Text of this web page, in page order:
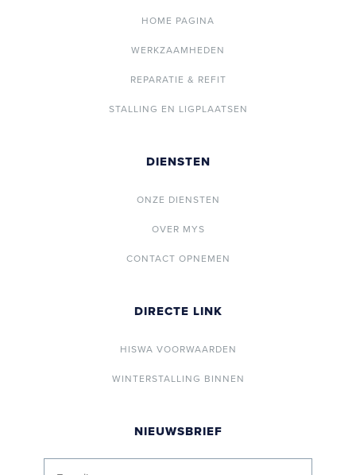
HOME PAGINA
WERKZAAMHEDEN
REPARATIE & REFIT
STALLING EN LIGPLAATSEN
DIENSTEN
ONZE DIENSTEN
OVER MYS
CONTACT OPNEMEN
DIRECTE LINK
HISWA VOORWAARDEN
WINTERSTALLING BINNEN
NIEUWSBRIEF